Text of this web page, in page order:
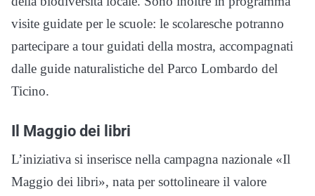
visite guidate per le scuole: le scolaresche potranno
partecipare a tour guidati della mostra, accompagnati
dalle guide naturalistiche del Parco Lombardo del
Ticino.
Il Maggio dei libri
L’iniziativa si inserisce nella campagna nazionale «Il
Maggio dei libri», nata per sottolineare il valore